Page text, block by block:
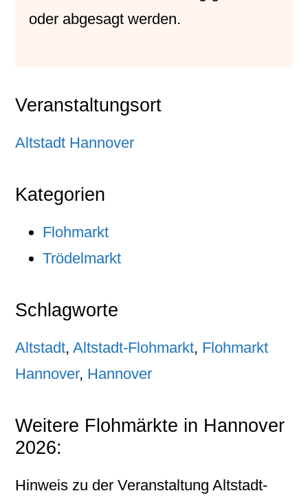
oder abgesagt werden.
Veranstaltungsort
Altstadt Hannover
Kategorien
Flohmarkt
Trödelmarkt
Schlagworte
Altstadt,Altstadt-Flohmarkt, Flohmarkt
Hannover, Hannover
Weitere Flohmärkte in Hannover
2026:
Hinweis zu der Veranstaltung Altstadt-